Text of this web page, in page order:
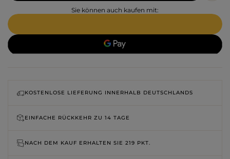
Sie können auch kaufen mit:
KOSTENLOSE LIEFERUNG INNERHALB DEUTSCHLANDS
EINFACHE RÜCKKEHR ZU 14 TAGE
NACH DEM KAUF ERHALTEN SIE 219 PKT.